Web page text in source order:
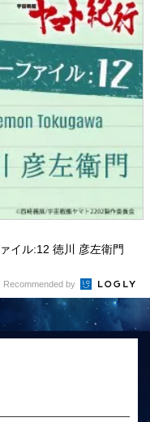
イル:12 徳川 彦左衛門
Recommended by